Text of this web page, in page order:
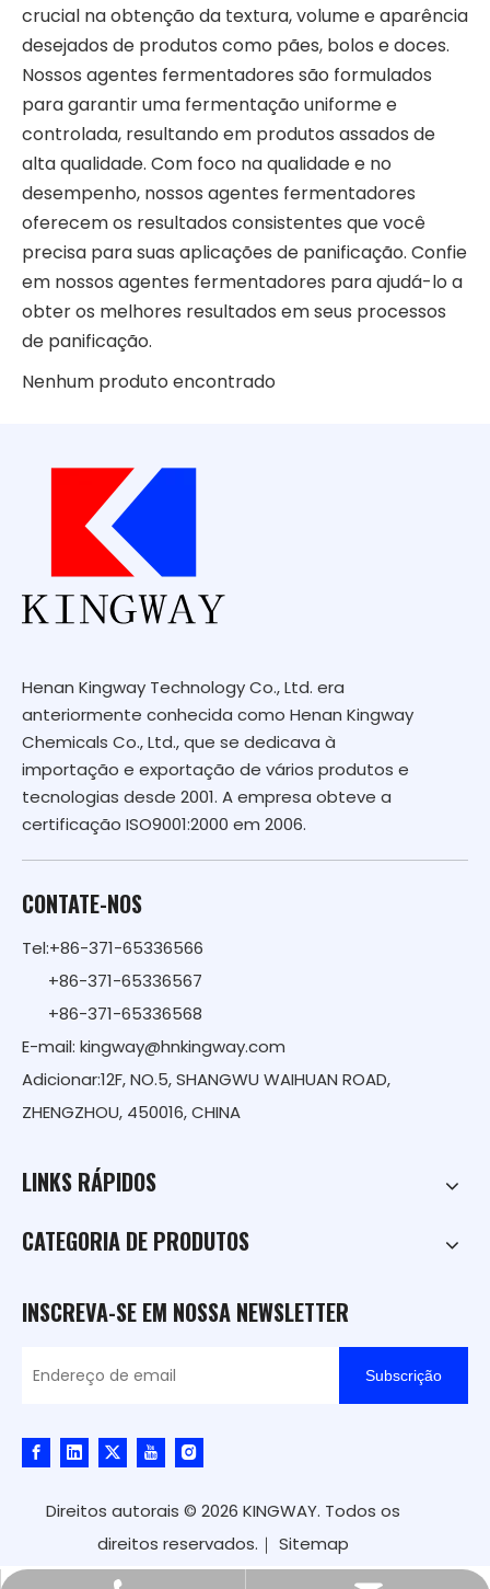
crucial na obtenção da textura, volume e aparência
desejados de produtos como pães, bolos e doces.
Nossos agentes fermentadores são formulados
para garantir uma fermentação uniforme e
controlada, resultando em produtos assados ​​de
alta qualidade. Com foco na qualidade e no
desempenho, nossos agentes fermentadores
oferecem os resultados consistentes que você
precisa para suas aplicações de panificação. Confie
em nossos agentes fermentadores para ajudá-lo a
obter os melhores resultados em seus processos
de panificação.
Nenhum produto encontrado
Henan Kingway Technology Co., Ltd. era
anteriormente conhecida como Henan Kingway
Chemicals Co., Ltd., que se dedicava à
importação e exportação de vários produtos e
tecnologias desde 2001. A empresa obteve a
certificação ISO9001:2000 em 2006.
CONTATE-NOS
Tel:+86-371-65336566
+86-371-65336567
+86-371-65336568
E-mail: kingway@hnkingway.com
Adicionar:12F, NO.5, SHANGWU WAIHUAN ROAD,
ZHENGZHOU, 450016, CHINA
LINKS RÁPIDOS
CATEGORIA DE PRODUTOS
INSCREVA-SE EM NOSSA NEWSLETTER
Subscrição
Direitos autorais © 2026 KINGWAY. Todos os
direitos reservados.｜ Sitemap